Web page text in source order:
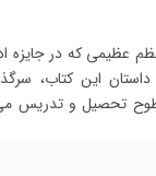
عظیمی ‌كه در جایزه
داستان این كتاب،
تحصیل و تدریس